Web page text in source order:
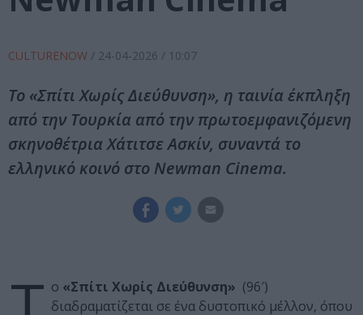
CULTURENOW / 24-04-2026 / 10:07
Το «Σπίτι Χωρίς Διεύθυνση», η ταινία έκπληξη
από την Τουρκία από την πρωτοεμφανιζόμενη
σκηνοθέτρια Χάτιτσε Ασκίν, συναντά το
ελληνικό κοινό στο Newman Cinema.
ο «Σπίτι Χωρίς Διεύθυνση» (96′)
διαδραματίζεται σε ένα δυστοπικό μέλλον, όπου